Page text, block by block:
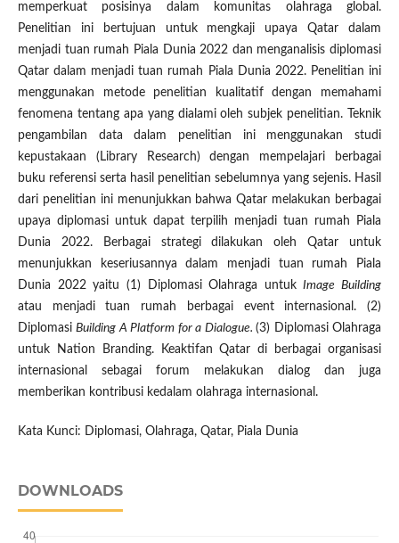
memperkuat posisinya dalam komunitas olahraga global.
Penelitian ini bertujuan untuk mengkaji upaya Qatar dalam
menjadi tuan rumah Piala Dunia 2022 dan menganalisis diplomasi
Qatar dalam menjadi tuan rumah Piala Dunia 2022. Penelitian ini
menggunakan metode penelitian kualitatif dengan memahami
fenomena tentang apa yang dialami oleh subjek penelitian. Teknik
pengambilan data dalam penelitian ini menggunakan studi
kepustakaan (Library Research) dengan mempelajari berbagai
buku referensi serta hasil penelitian sebelumnya yang sejenis. Hasil
dari penelitian ini menunjukkan bahwa Qatar melakukan berbagai
upaya diplomasi untuk dapat terpilih menjadi tuan rumah Piala
Dunia 2022. Berbagai strategi dilakukan oleh Qatar untuk
menunjukkan keseriusannya dalam menjadi tuan rumah Piala
Dunia 2022 yaitu (1) Diplomasi Olahraga untukImage Building
atau menjadi tuan rumah berbagai event internasional. (2)
DiplomasiBuilding A Platform for a Dialogue.(3) Diplomasi Olahraga
untuk Nation Branding. Keaktifan Qatar di berbagai organisasi
internasional sebagai forum melakukan dialog dan juga
memberikan kontribusi kedalam olahraga internasional.
Kata Kunci: Diplomasi, Olahraga, Qatar, Piala Dunia
DOWNLOADS